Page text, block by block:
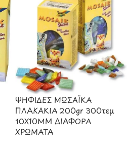
ΨΗΦΙΔΕΣ ΜΩΣΑΪΚΑ
ΠΛΑΚΑΚΙΑ 200gr 300τεμ
10X10MM ΔΙΑΦΟΡΑ
ΧΡΩΜΑΤΑ